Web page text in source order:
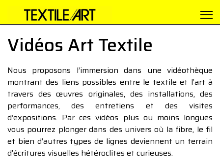
Vidéos Art Textile
Nous proposons l’immersion dans une vidéothèque
montrant des liens possibles entre le textile et l’art à
travers des œuvres originales, des installations, des
performances, des entretiens et des visites
d’expositions. Par ces vidéos plus ou moins longues
vous pourrez plonger dans des univers où la fibre, le fil
et bien d’autres types de lignes deviennent un terrain
d’écritures visuelles hétéroclites et curieuses.